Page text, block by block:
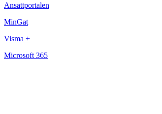
Ansattportalen
MinGat
Visma +
Microsoft 365